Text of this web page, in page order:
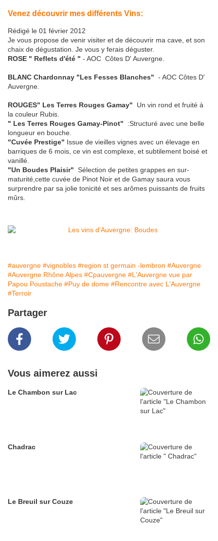
Venez découvrir mes différents Vins:
Rédigé le 01 février 2012
Je vous propose de venir visiter et de découvrir ma cave, et son
chaix de dégustation. Je vous y ferais déguster.
ROSE " Reflets d'été " - AOC Côtes D' Auvergne.
BLANC Chardonnay "Les Fesses Blanches" - AOC Côtes D'
Auvergne.
ROUGES" Les Terres Rouges Gamay" Un vin rond et fruité à
la couleur Rubis.
" Les Terres Rouges Gamay-Pinot" :Structuré avec une belle
longueur en bouche.
"Cuvée Prestige" Issue de vieilles vignes avec un élevage en
barriques de 6 mois, ce vin est complexe, et subtilement boisé et
vanillé.
"Un Boudes Plaisir" Sélection de petites grappes en sur-
maturité,cette cuvée de Pinot Noir et de Gamay saura vous
surprendre par sa jolie tonicité et ses arômes puissants de fruits
mûrs.
#auvergne #vignobles #region st germain -lembron #Auvergne
#Auvergne Rhône Alpes #Cpauvergne #L'Auvergne vue par
Papou Poustache #Puy de dome #Rencontre avec L'Auvergne
#Terroir
Partager
Vous aimerez aussi
Le Chambon sur Lac
Chadrac
Le Breuil sur Couze